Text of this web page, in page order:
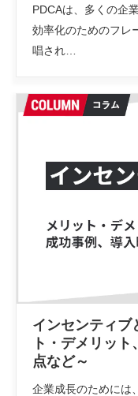
PDCAは、多くの企
効率化のためのフレ
唱され…
インセンティブ
ト・デメリッ
点など～
企業成長のためには